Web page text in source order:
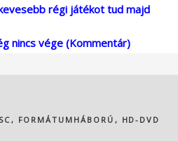
régi játékot tud majd
nincs vége (Kommentár)
, FORMÁTUMHÁBORÚ , HD-DVD